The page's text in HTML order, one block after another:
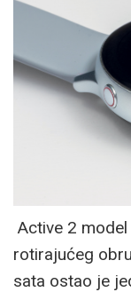
Active 2
rotirajućeg
sata ostao je